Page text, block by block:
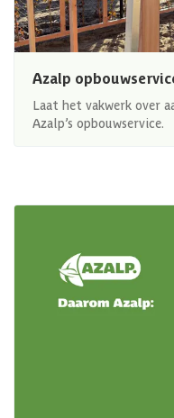
Azalp
Laat het vakwerk over
Azalp’s opbouwservice.